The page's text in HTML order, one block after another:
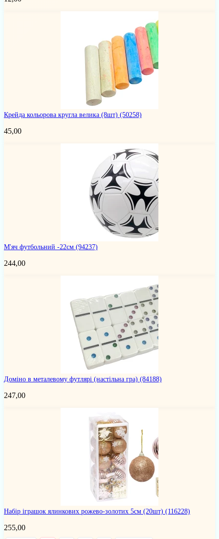
Крейда кольорова кругла велика (8шт) (50258)
45,00
М'яч футбольний -22см (94237)
244,00
Доміно в металевому футлярі (настільна гра) (84188)
247,00
Набір іграшок ялинкових рожево-золотих 5см (20шт) (116228)
255,00